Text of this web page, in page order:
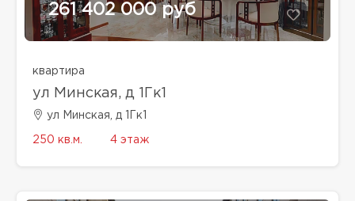
261 402 000 руб
квартира
ул Минская, д 1Гк1
ул Минская, д 1Гк1
250 кв.м. 4 этаж